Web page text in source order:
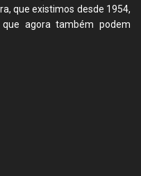
que existimos desde 1954,
agora também podem